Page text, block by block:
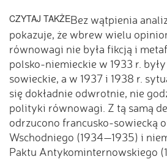
CZYTAJ TAKŻEBez wątpienia
pokazuje, że wbrew wielu
równowagi nie była fikcją i
polsko-niemieckie w 1933 r.
sowieckie, a w 1937 i 1938 r.
się dokładnie odwrotnie, nie
polityki równowagi. Z tą samą
odrzucono francusko-sowiecką
Wschodniego (1934—1935) i
Paktu Antykominternowskiego